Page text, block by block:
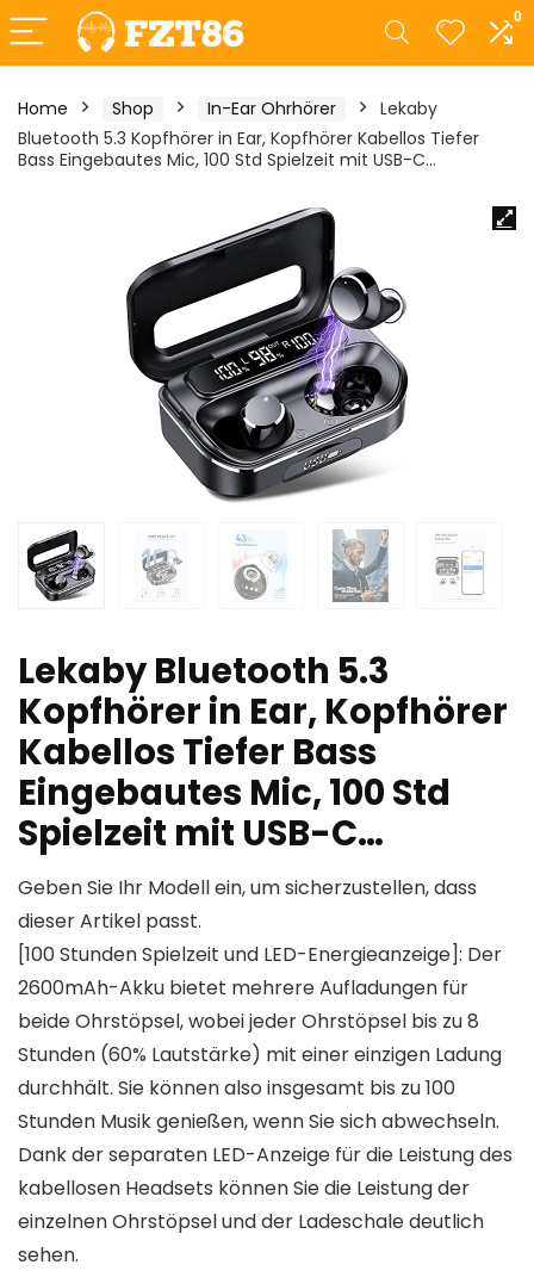
0
Home Shop In-Ear Ohrhörer
Lekaby
Bluetooth 5.3 Kopfhörer in Ear, Kopfhörer Kabellos Tiefer
Bass Eingebautes Mic, 100 Std Spielzeit mit USB-C…
Lekaby Bluetooth 5.3
Kopfhörer in Ear, Kopfhörer
Kabellos Tiefer Bass
Eingebautes Mic, 100 Std
Spielzeit mit USB-C…
Geben Sie Ihr Modell ein, um sicherzustellen, dass
dieser Artikel passt.
[100 Stunden Spielzeit und LED-Energieanzeige]: Der
2600mAh-Akku bietet mehrere Aufladungen für
beide Ohrstöpsel, wobei jeder Ohrstöpsel bis zu 8
Stunden (60% Lautstärke) mit einer einzigen Ladung
durchhält. Sie können also insgesamt bis zu 100
Stunden Musik genießen, wenn Sie sich abwechseln.
Dank der separaten LED-Anzeige für die Leistung des
kabellosen Headsets können Sie die Leistung der
einzelnen Ohrstöpsel und der Ladeschale deutlich
sehen.